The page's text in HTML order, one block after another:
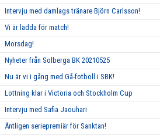
Intervju med damlags tränare Björn Carlsson!
Vi är ladda för match!
Morsdag!
Nyheter från Solberga BK 20210525
Nu är vi i gång med Gå-fotboll i SBK!
Lottning klar i Victoria och Stockholm Cup
Intervju med Safia Jaouhari
Äntligen seriepremiär för Sanktan!